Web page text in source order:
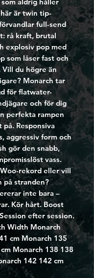
är twin tip-
full-send
rå kraft, brutal
explosiv pop med
som låser fast och
Vill du högre än
Monarch tar
för flatwater-
och för dig
perfekta rampen
Responsiva
aggressiv form och
gör den snabb,
vass.
rekord eller vill
på stranden?
inte bara –
Kör hårt. Boost
efter session.
Width Monarch
cm Monarch 135
Monarch 138 138
142 142 cm